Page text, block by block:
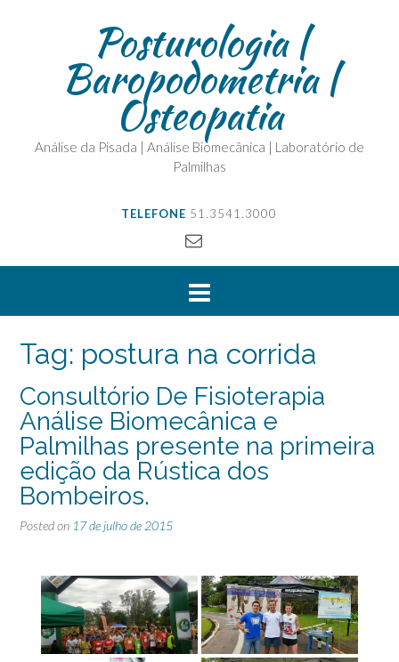
Posturologia |
Baropodometria |
Osteopatia
Análise da Pisada | Análise Biomecânica | Laboratório de
Palmilhas
TELEFONE 51.3541.3000
Tag: postura na corrida
Consultório De Fisioterapia
Análise Biomecânica e
Palmilhas presente na primeira
edição da Rústica dos
Bombeiros.
Posted on 17 de julho de 2015